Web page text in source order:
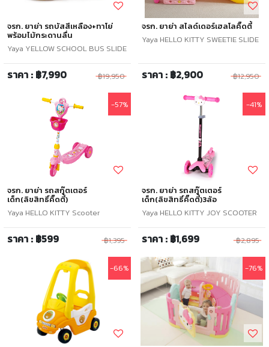
จรก. ยาย่า รถบัสสีเหลือง+ทาโย่
พร้อมไม้กระดานลื่น
Yaya YELLOW SCHOOL BUS SLIDE
ราคา : ฿7,990 ฿19,950
จรก. ยาย่า สไลด์เดอร์เฮลโลคิ๊ดตี้
Yaya HELLO KITTY SWEETIE SLIDE
ราคา : ฿2,900 ฿12,950
-57%
จรก. ยาย่า รถสกู๊ตเตอร์
เด็ก(ลิขสิทธิ์คิ๊ดตี้)
Yaya HELLO KITTY Scooter
ราคา : ฿599 ฿1,395
-41%
จรก. ยาย่า รถสกู๊ตเตอร์
เด็ก(ลิขสิทธิ์คิ๊ดตี้)3ล้อ
Yaya HELLO KITTY JOY SCOOTER
ราคา : ฿1,699 ฿2,895
-66% -76%